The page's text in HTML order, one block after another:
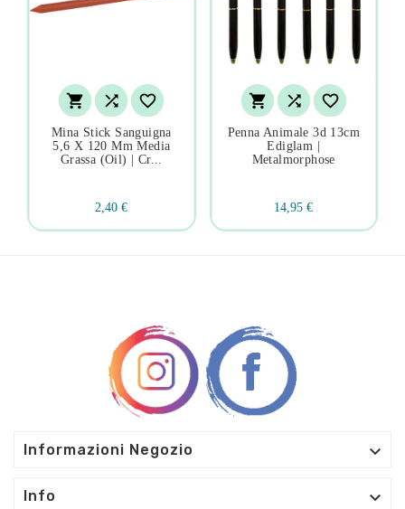
  
Mina Stick Sanguigna
5,6 X 120 Mm Media
Grassa (oil) | Cr...
2,40 €
  
Penna Animale 3d 13cm
Ediglam |
Metalmorphose
14,95 €
Informazioni Negozio 
Info 